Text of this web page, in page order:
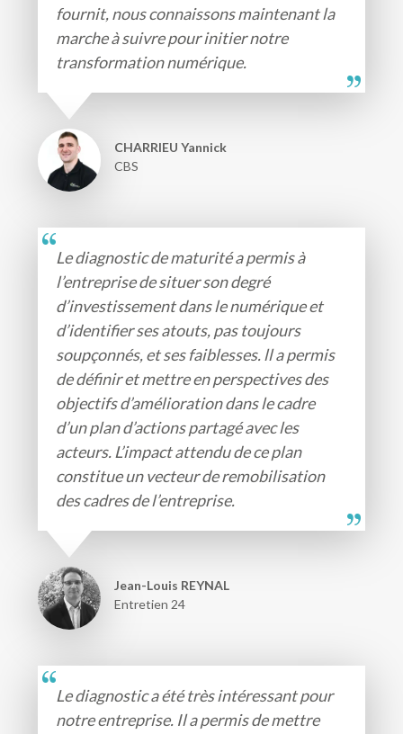
fournit, nous connaissons maintenant la
marche à suivre pour initier notre
transformation numérique.
CHARRIEU Yannick
CBS
Le diagnostic de maturité a permis à
l’entreprise de situer son degré
d’investissement dans le numérique et
d’identifier ses atouts, pas toujours
soupçonnés, et ses faiblesses. ll a permis
de définir et mettre en perspectives des
objectifs d’amélioration dans le cadre
d’un plan d’actions partagé avec les
acteurs. L’impact attendu de ce plan
constitue un vecteur de remobilisation
des cadres de l’entreprise.
Jean-Louis REYNAL
Entretien 24
Le diagnostic a été très intéressant pour
notre entreprise. Il a permis de mettre